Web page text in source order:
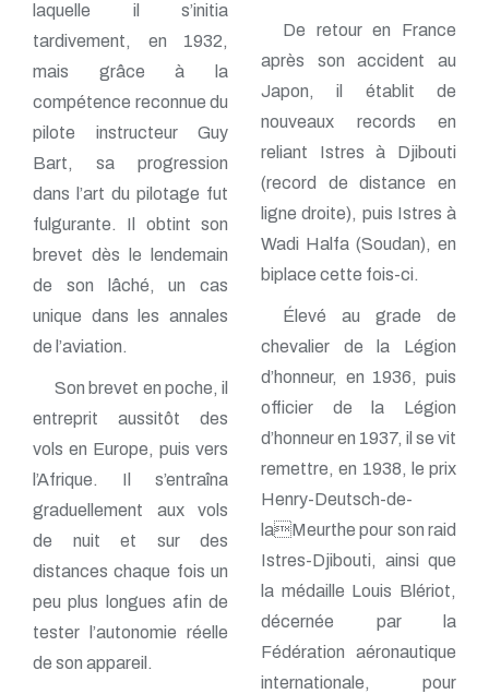
laquelle il s’initia
tardivement, en 1932,
mais grâce à la
compétence reconnue du
pilote instructeur Guy
Bart, sa progression
dans l’art du pilotage fut
fulgurante. Il obtint son
brevet dès le lendemain
de son lâché, un cas
unique dans les annales
de l’aviation.
Son brevet en poche, il
entreprit aussitôt des
vols en Europe, puis vers
l’Afrique. Il s’entraîna
graduellement aux vols
de nuit et sur des
distances chaque fois un
peu plus longues afin de
tester l’autonomie réelle
de son appareil.
De retour en France
après son accident au
Japon, il établit de
nouveaux records en
reliant Istres à Djibouti
(record de distance en
ligne droite), puis Istres à
Wadi Halfa (Soudan), en
biplace cette fois-ci.
Élevé au grade de
chevalier de la Légion
d’honneur, en 1936, puis
officier de la Légion
d’honneur en 1937, il se vit
remettre, en 1938, le prix
Henry-Deutsch-de-
laMeurthe pour son raid
Istres-Djibouti, ainsi que
la médaille Louis Blériot,
décernée par la
Fédération aéronautique
internationale, pour